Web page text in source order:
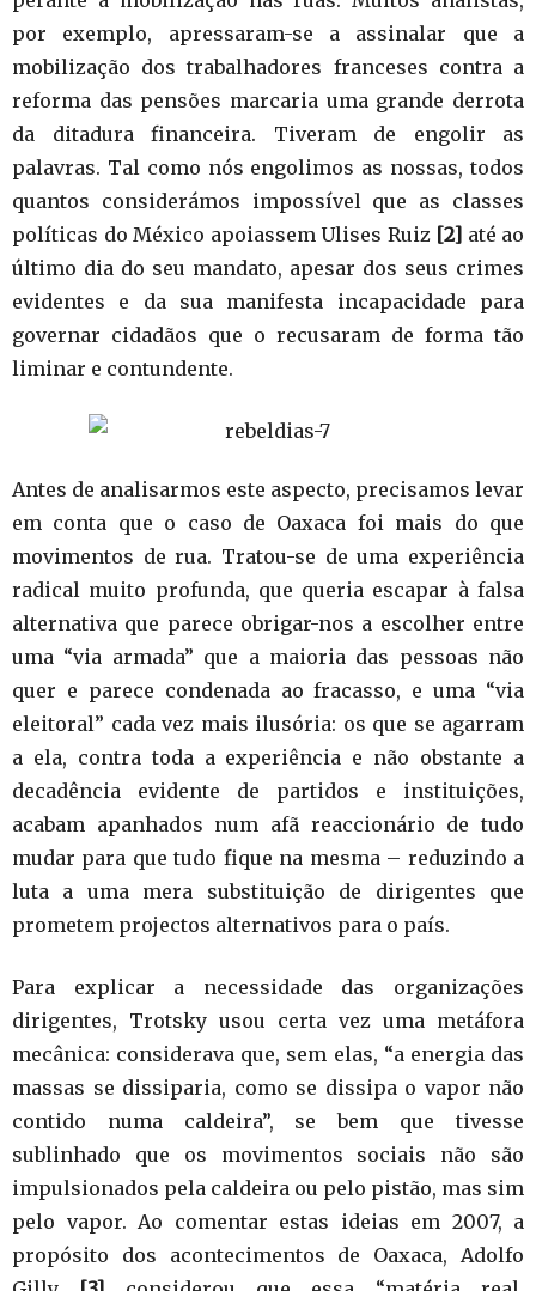
por exemplo, apressaram-se a assinalar que a
mobilização dos trabalhadores franceses contra a
reforma das pensões marcaria uma grande derrota
da ditadura financeira. Tiveram de engolir as
palavras. Tal como nós engolimos as nossas, todos
quantos considerámos impossível que as classes
políticas do México apoiassem Ulises Ruiz [2] até ao
último dia do seu mandato, apesar dos seus crimes
evidentes e da sua manifesta incapacidade para
governar cidadãos que o recusaram de forma tão
liminar e contundente.
Antes de analisarmos este aspecto, precisamos levar
em conta que o caso de Oaxaca foi mais do que
movimentos de rua. Tratou-se de uma experiência
radical muito profunda, que queria escapar à falsa
alternativa que parece obrigar-nos a escolher entre
uma “via armada” que a maioria das pessoas não
quer e parece condenada ao fracasso, e uma “via
eleitoral” cada vez mais ilusória: os que se agarram
a ela, contra toda a experiência e não obstante a
decadência evidente de partidos e instituições,
acabam apanhados num afã reaccionário de tudo
mudar para que tudo fique na mesma – reduzindo a
luta a uma mera substituição de dirigentes que
prometem projectos alternativos para o país.
Para explicar a necessidade das organizações
dirigentes, Trotsky usou certa vez uma metáfora
mecânica: considerava que, sem elas, “a energia das
massas se dissiparia, como se dissipa o vapor não
contido numa caldeira”, se bem que tivesse
sublinhado que os movimentos sociais não são
impulsionados pela caldeira ou pelo pistão, mas sim
pelo vapor. Ao comentar estas ideias em 2007, a
propósito dos acontecimentos de Oaxaca, Adolfo